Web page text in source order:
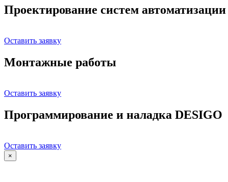
Проектирование систем
Оставить заявку
Монтажные работы
Оставить заявку
Программирование и наладка DESIGO
Оставить заявку
×